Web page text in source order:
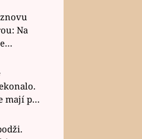
Na
mají po
krku